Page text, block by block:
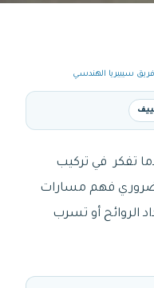
فريق سيبيريا الهندسي
تفكر في تركيب
فهم مسارات
الروائح أو تسرب